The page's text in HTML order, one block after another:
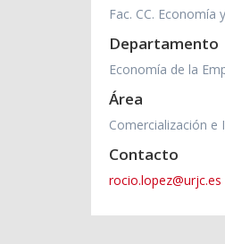
Fac. CC. Economía
Departamento
Economía de la
Área
Comercialización e
Contacto
rocio.lopez@urjc.es